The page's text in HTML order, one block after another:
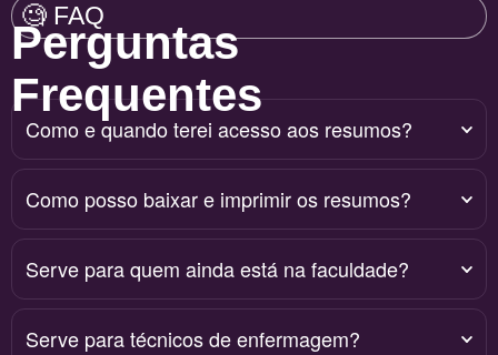
🧐 FAQ
Perguntas
Frequentes
Como e quando terei acesso aos resumos?
Como posso baixar e imprimir os resumos?
Serve para quem ainda está na faculdade?
Serve para técnicos de enfermagem?